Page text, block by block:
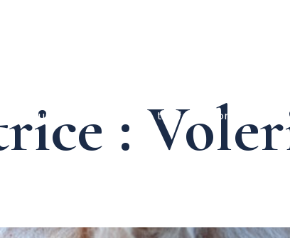
Groupes Horaires, tarifs et contact
: